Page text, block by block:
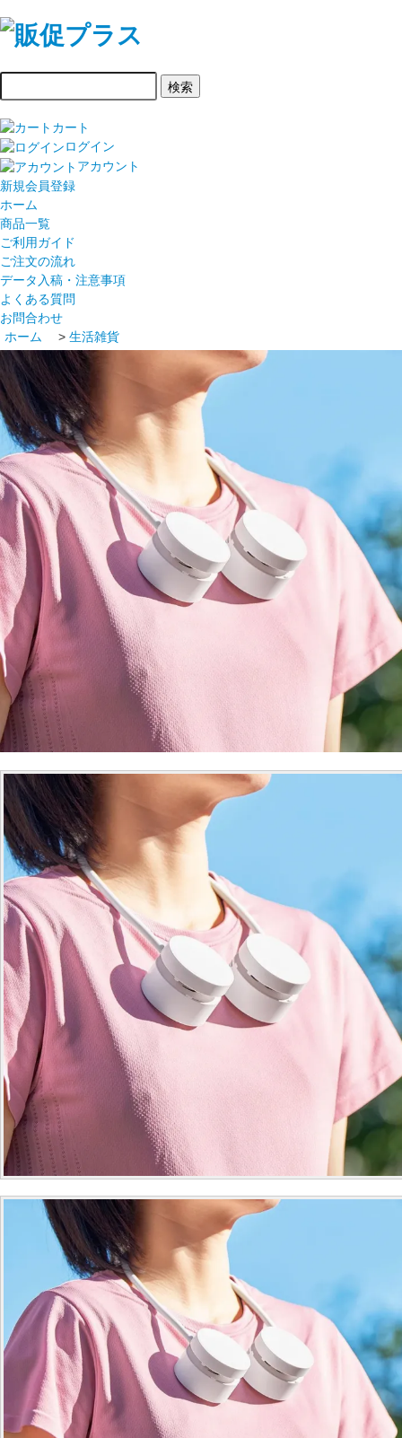
カート
ログイン
アカウント
新規会員登録
ホーム
商品一覧
ご利用ガイド
ご注文の流れ
データ入稿・注意事項
よくある質問
お問合わせ
ホーム
> 生活雑貨